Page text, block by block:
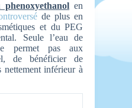
en
de plus en
et du PEG
Seule l’eau de
permet pas aux
de bénéficier de
inférieur à